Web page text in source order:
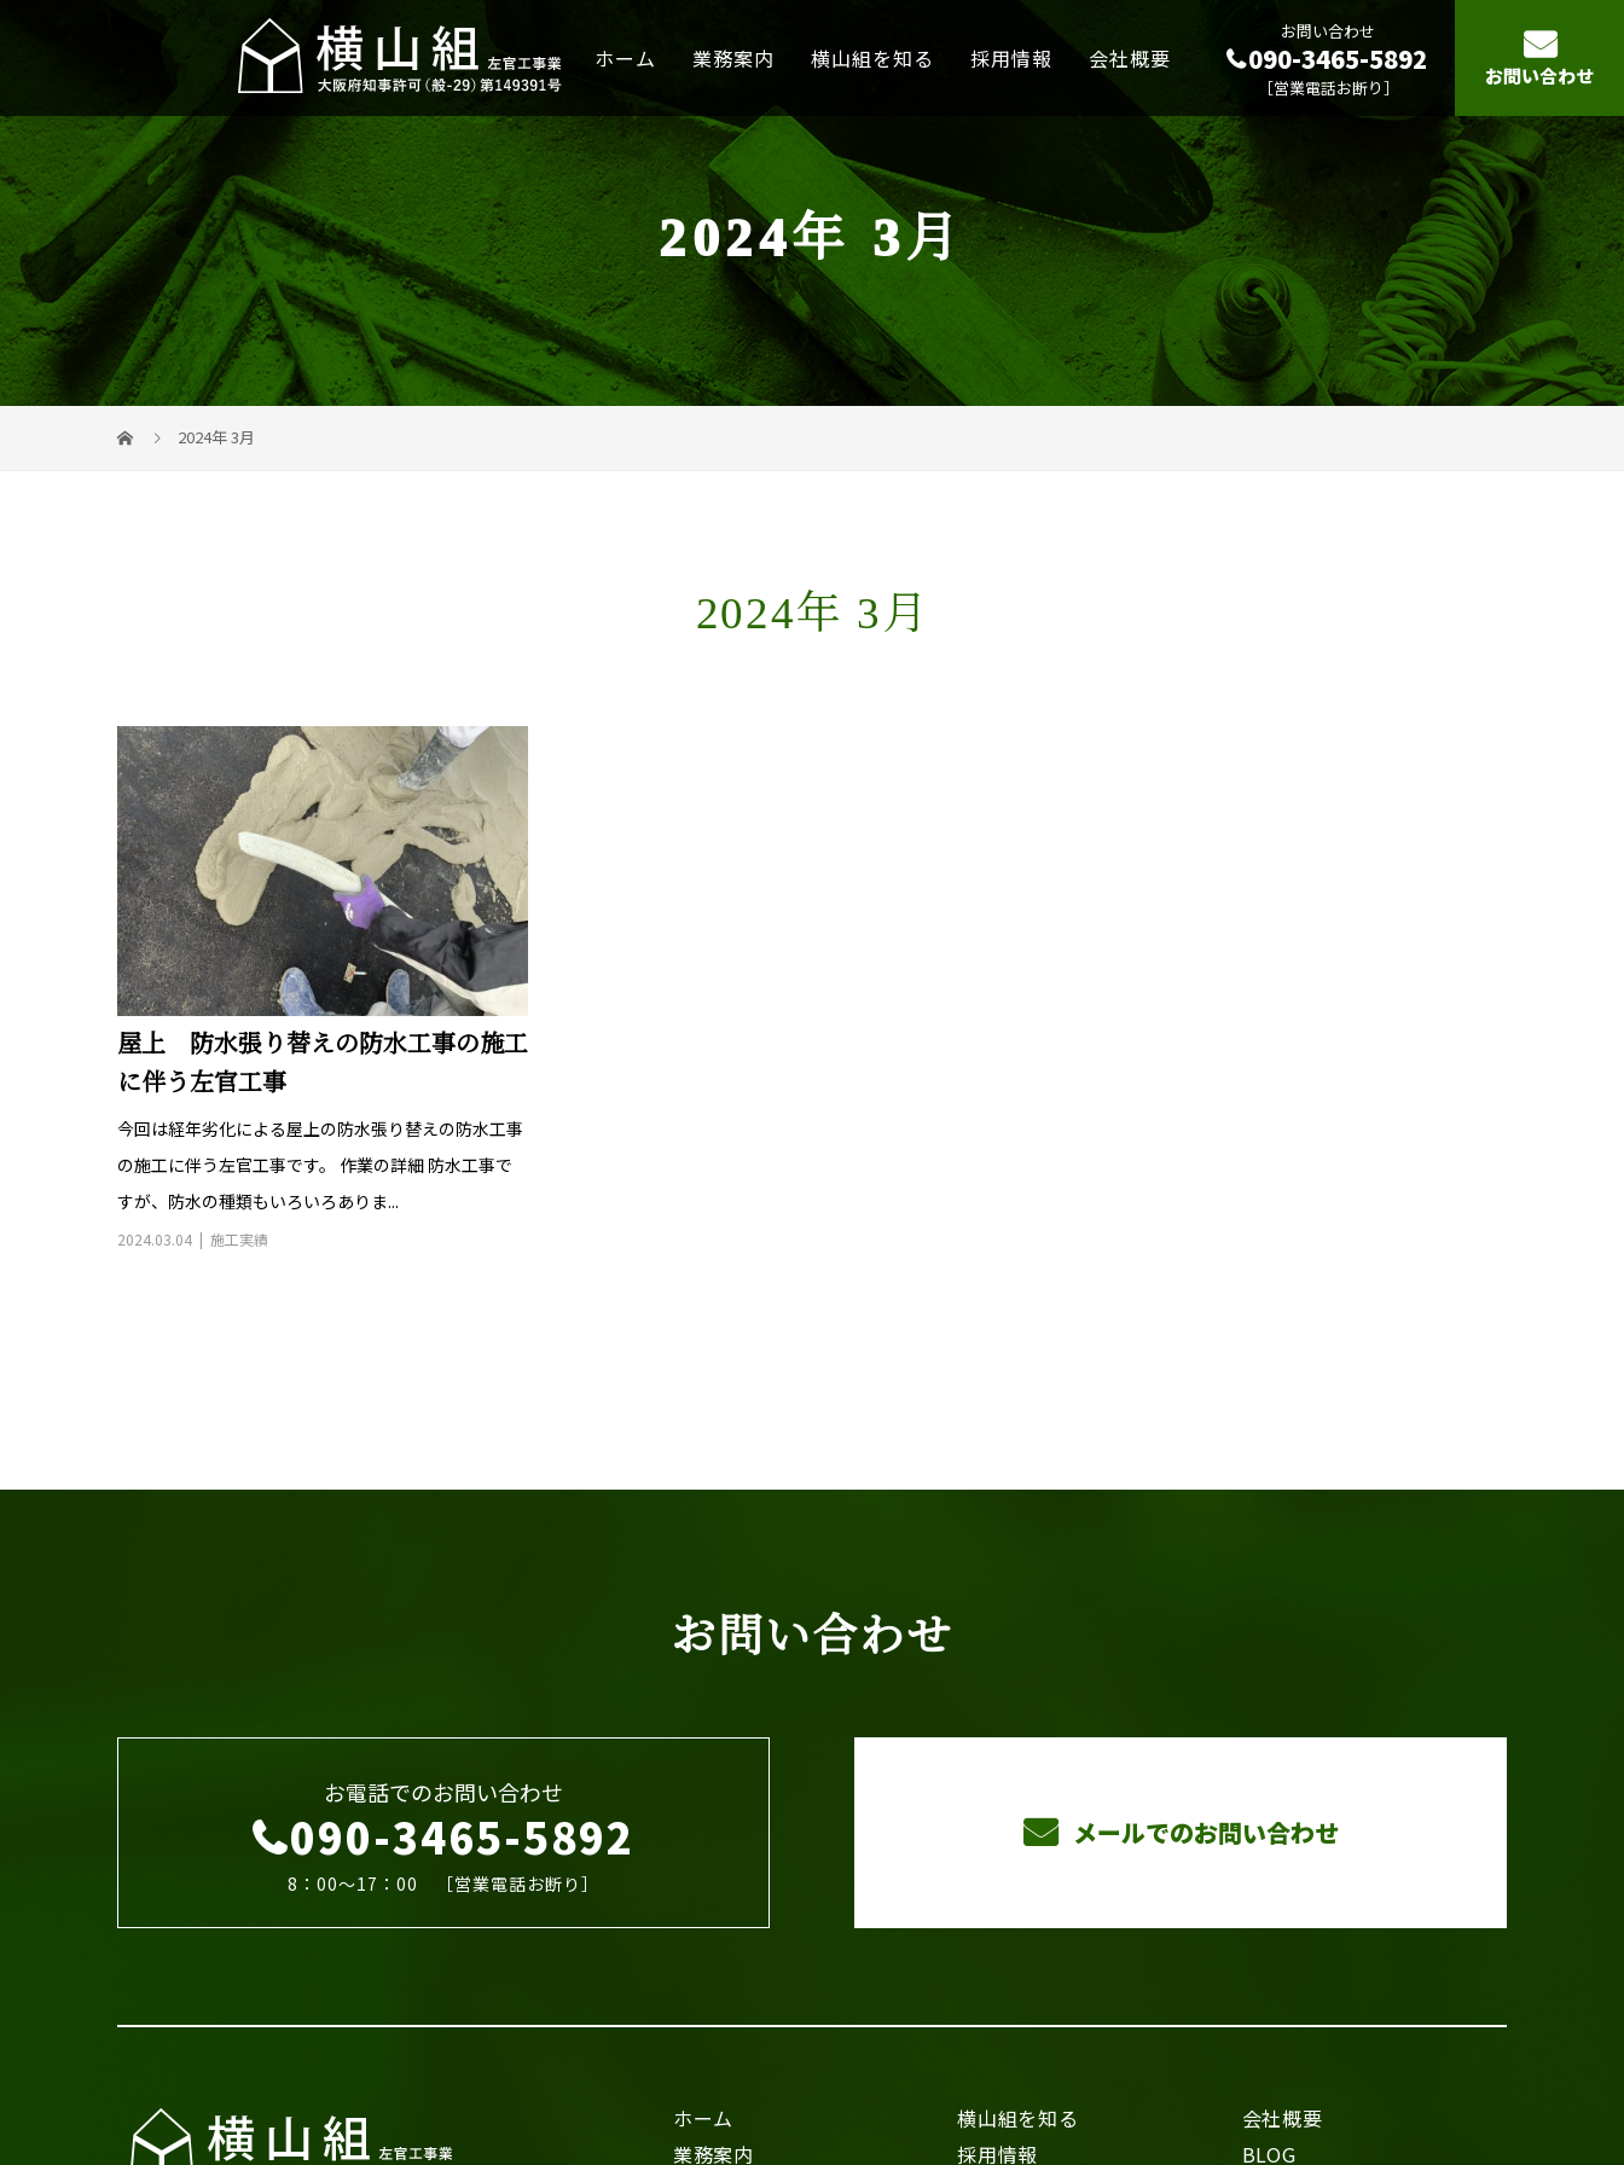
ホーム 業務案内 横山組を知る 採用情報 会社概要
お問い合わせ
090-3465-5892
［営業電話お断り］ お問い合わせ
2024年 3月
2024年 3月
2024年 3月
屋上 防水張り替えの防水工事の施工
に伴う左官工事
今回は経年劣化による屋上の防水張り替えの防水工事
の施工に伴う左官工事です。 作業の詳細 防水工事で
すが、防水の種類もいろいろありま...
2024.03.04 施工実績
お問い合わせ
お電話でのお問い合わせ
090-3465-5892
8：00～17：00 ［営業電話お断り］
メールでのお問い合わせ
ホーム
業務案内
横山組を知る
採用情報
会社概要
BLOG